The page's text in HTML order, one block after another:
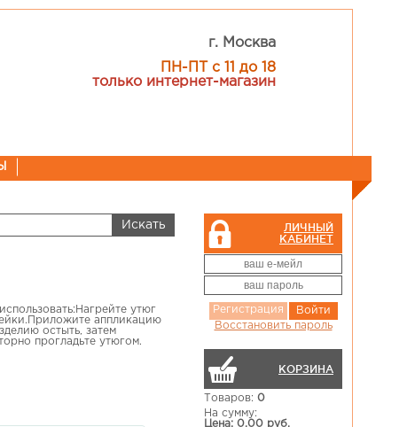
г. Москва
ПН-ПТ с 11 до 18
только интернет-магазин
ЛИЧНЫЙ
КАБИНЕТ
Регистрация
Войти
Восстановить пароль
КОРЗИНА
Товаров: 0
На сумму:
Цена: 0.00 руб.
утюг
аппликацию
остыть, затем
прогладьте утюгом.